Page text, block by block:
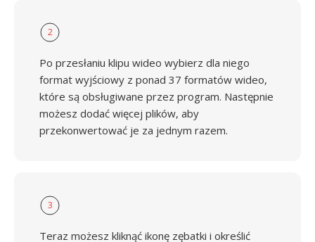
2
Po przesłaniu klipu wideo wybierz dla niego
format wyjściowy z ponad 37 formatów wideo,
które są obsługiwane przez program. Następnie
możesz dodać więcej plików, aby
przekonwertować je za jednym razem.
3
Teraz możesz kliknąć ikonę zębatki i określić